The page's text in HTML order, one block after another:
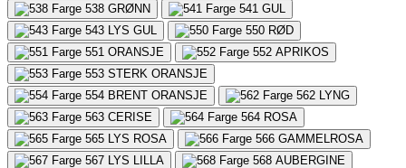
538 GRØNN 541 GUL
543 LYS GUL 550 RØD
551 ORANSJE 552 APRIKOS
553 STERK ORANSJE
554 BRENT ORANSJE 562 LYNG
563 CERISE 564 ROSA
565 LYS ROSA 566 GAMMELROSA
567 LYS LILLA 568 AUBERGINE